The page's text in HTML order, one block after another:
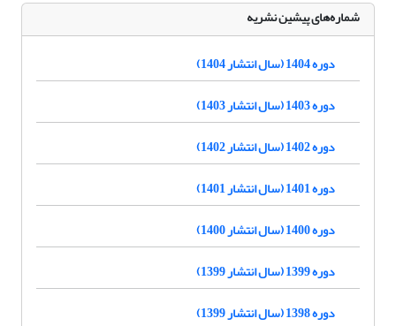
شماره‌های پیشین نشریه
دوره 1404 (سال انتشار 1404)
دوره 1403 (سال انتشار 1403)
دوره 1402 (سال انتشار 1402)
دوره 1401 (سال انتشار 1401)
دوره 1400 (سال انتشار 1400)
دوره 1399 (سال انتشار 1399)
دوره 1398 (سال انتشار 1399)